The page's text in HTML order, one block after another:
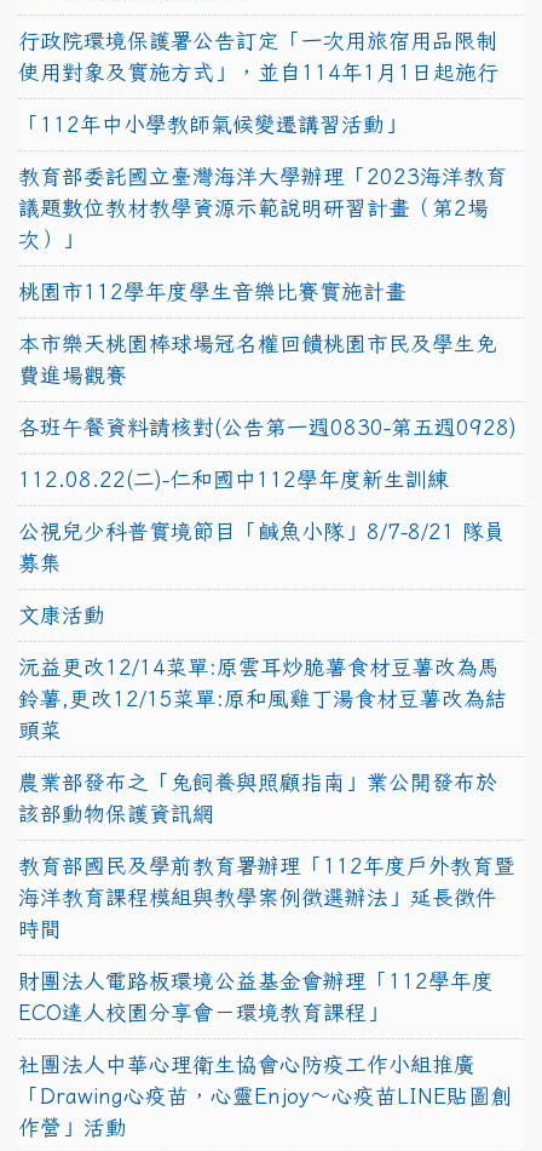
行政院環境保護署公告訂定「一次用旅宿用品限制
使用對象及實施方式」，並自114年1月1日起施行
「112年中小學教師氣候變遷講習活動」
教育部委託國立臺灣海洋大學辦理「2023海洋教育
議題數位教材教學資源示範說明研習計畫（第2場
次）」
桃園市112學年度學生音樂比賽實施計畫
本市樂天桃園棒球場冠名權回饋桃園市民及學生免
費進場觀賽
各班午餐資料請核對(公告第一週0830-第五週0928)
112.08.22(二)-仁和國中112學年度新生訓練
公視兒少科普實境節目「鹹魚小隊」8/7-8/21 隊員
募集
文康活動
沅益更改12/14菜單:原雲耳炒脆薯食材豆薯改為馬
鈴薯,更改12/15菜單:原和風雞丁湯食材豆薯改為結
頭菜
農業部發布之「兔飼養與照顧指南」業公開發布於
該部動物保護資訊網
教育部國民及學前教育署辦理「112年度戶外教育暨
海洋教育課程模組與教學案例徵選辦法」延長徵件
時間
財團法人電路板環境公益基金會辦理「112學年度
ECO達人校園分享會－環境教育課程」
社團法人中華心理衛生協會心防疫工作小組推廣
「Drawing心疫苗，心靈Enjoy〜心疫苗LINE貼圖創
作營」活動